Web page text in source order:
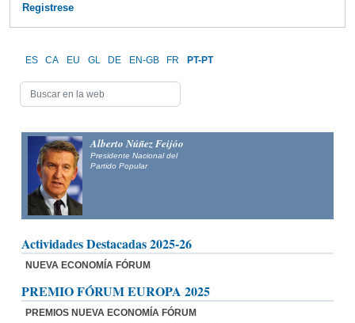
Registrese
ES CA EU GL DE EN-GB FR PT-PT
Alfonso Fernández
Mañueco
Presidente del Partido Popular de Castilla y León y candidato
Actividades Destacadas 2025-26
NUEVA ECONOMÍA FÓRUM
PREMIO FÓRUM EUROPA 2025
PREMIOS NUEVA ECONOMÍA FÓRUM